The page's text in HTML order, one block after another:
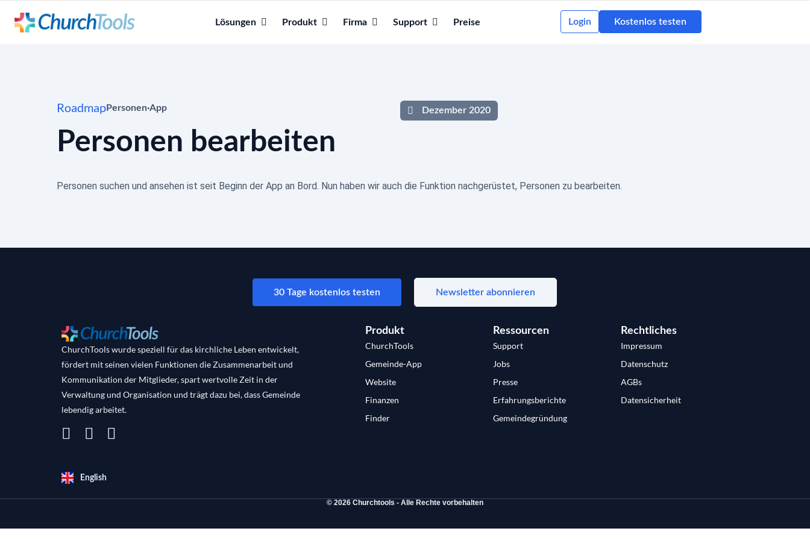
Lösungen Produkt Firma Support Preise Login Kostenlos testen
RoadmapPersonen·App Dezember 2020
Personen bearbeiten
Personen suchen und ansehen ist seit Beginn der App an Bord. Nun haben wir auch die Funktion nachgerüstet, Personen zu bearbeiten.
30 Tage kostenlos testen Newsletter abonnieren
ChurchTools wurde speziell für das kirchliche Leben entwickelt,
fördert mit seinen vielen Funktionen die Zusammenarbeit und
Kommunikation der Mitglieder, spart wertvolle Zeit in der
Verwaltung und Organisation und trägt dazu bei, dass Gemeinde
lebendig arbeitet.
Produkt
ChurchTools
Gemeinde-App
Website
Finanzen
Finder
Ressourcen
Support
Jobs
Presse
Erfahrungsberichte
Gemeindegründung
Rechtliches
Impressum
Datenschutz
AGBs
Datensicherheit
English
© 2026 Churchtools - Alle Rechte vorbehalten